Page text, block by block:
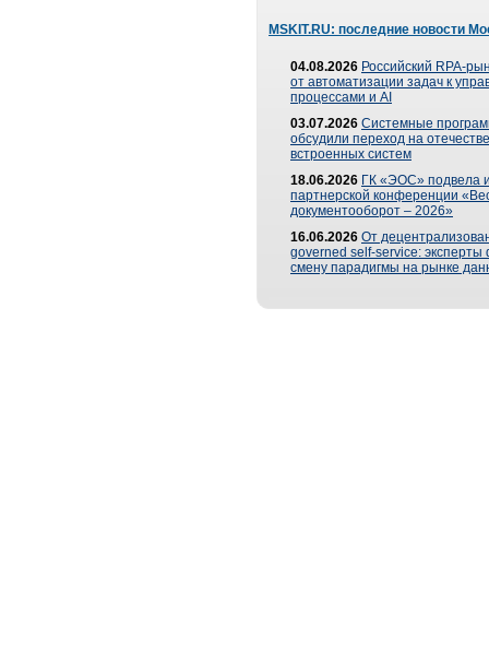
MSKIT.RU: последние новости
04.08.2026 Российский RPA-
от автоматизации задач к
процессами и AI
03.07.2026 Системные
обсудили переход на
встроенных систем
18.06.2026 ГК «ЭОС» подвела
партнерской конференции
документооборот – 2026»
16.06.2026 От
governed self-service: эксперты
смену парадигмы на рынке